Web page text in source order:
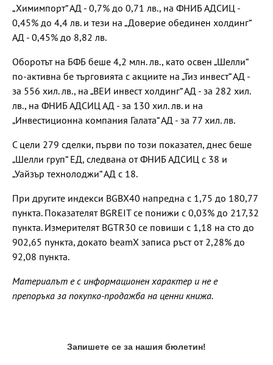
„Химимпорт“ АД - 0,7% до 0,71 лв., на ФНИБ АДСИЦ -
0,45% до 4,4 лв. и тези на „Доверие обединен холдинг“
АД - 0,45% до 8,82 лв.
Оборотът на БФБ беше 4,2 млн. лв., като освен „Шелли“
по-активна бе търговията с акциите на „Тиз инвест“ АД -
за 556 хил. лв., на „ВЕИ инвест холдинг“ АД - за 282 хил.
лв., на ФНИБ АДСИЦ АД - за 130 хил. лв. и на
„Инвестиционна компания Галата“ АД - за 77 хил. лв.
С цели 279 сделки, първи по този показател, днес беше
„Шелли груп“ ЕД, следвана от ФНИБ АДСИЦ с 38 и
„Уайзър технолоджи“ АД с 18.
При другите индекси BGBX40 напредна с 1,75 до 180,77
пункта. Показателят BGREIT се понижи с 0,03% до 217,32
пункта. Измерителят BGTR30 се повиши с 1,18 на сто до
902,65 пункта, докато beamX записа ръст от 2,28% до
92,08 пункта.
Материалът е с информационен характер и не е
препоръка за покупко-продажба на ценни книжа.